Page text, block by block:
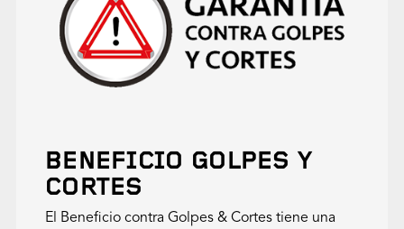
BENEFICIO GOLPES Y
CORTES
El Beneficio contra Golpes & Cortes tiene una